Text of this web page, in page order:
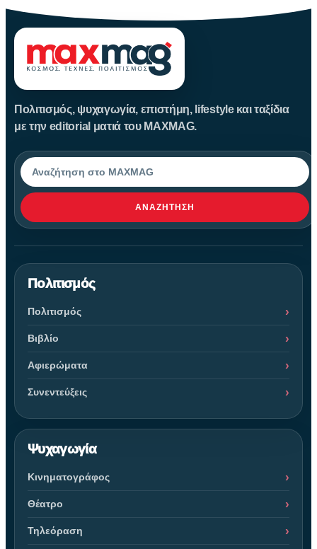
Πολιτισμός, ψυχαγωγία, επιστήμη, lifestyle και ταξίδια
με την editorial ματιά του MAXMAG.
Αναζήτηση
ΑΝΑΖΉΤΗΣΗ
Πολιτισμός
Πολιτισμός
Βιβλίο
Αφιερώματα
Συνεντεύξεις
Ψυχαγωγία
Κινηματογράφος
Θέατρο
Τηλεόραση